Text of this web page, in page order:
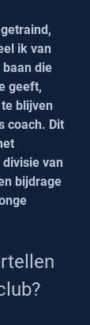
ik van
die
geeft,
blijven
coach. Dit
van
bijdrage